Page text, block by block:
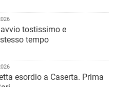
tostissimo e
tempo
esordio a Caserta. Prima